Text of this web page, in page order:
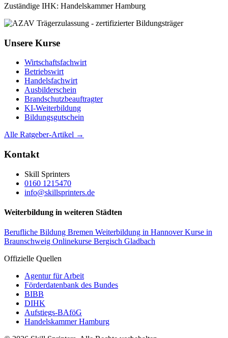
Zuständige IHK: Handelskammer Hamburg
Unsere Kurse
Wirtschaftsfachwirt
Betriebswirt
Handelsfachwirt
Ausbilderschein
Brandschutzbeauftragter
KI-Weiterbildung
Bildungsgutschein
Alle Ratgeber-Artikel →
Kontakt
Skill Sprinters
0160 1215470
info@skillsprinters.de
Weiterbildung in weiteren Städten
Berufliche Bildung Bremen Weiterbildung in HannoverKurse in
Braunschweig Onlinekurse Bergisch Gladbach
Offizielle Quellen
Agentur für Arbeit
Förderdatenbank des Bundes
BIBB
DIHK
Aufstiegs-BAföG
Handelskammer Hamburg